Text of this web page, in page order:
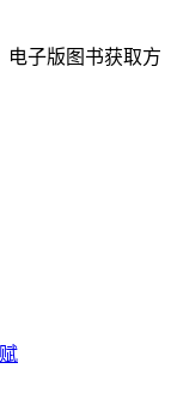
子版图书获取方